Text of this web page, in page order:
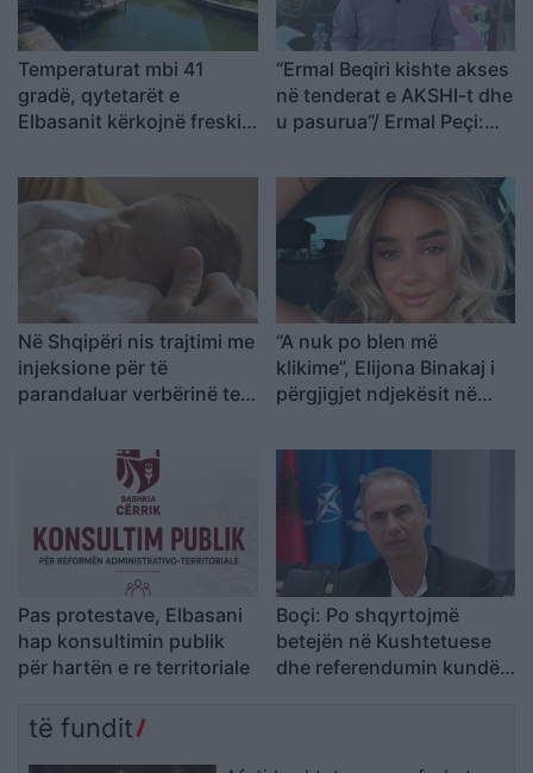
Temperaturat mbi 41
gradë, qytetarët e
Elbasanit kërkojnë freski
“Ermal Beqiri kishte akses
në tenderat e AKSHI-t dhe
u pasurua”/ Ermal Peçi:
zemër të Kryeministrisë,
gjurmët çojnë te Rama
Në Shqipëri nis trajtimi me
injeksione për të
parandaluar verbërinë te
“A nuk po blen më
klikime”, Elijona Binakaj i
përgjigjet ndjekësit në
Pas protestave, Elbasani
hap konsultimin publik
për hartën e re territoriale
Boçi: Po shqyrtojmë
betejën në Kushtetuese
dhe referendumin kundër
të fundit